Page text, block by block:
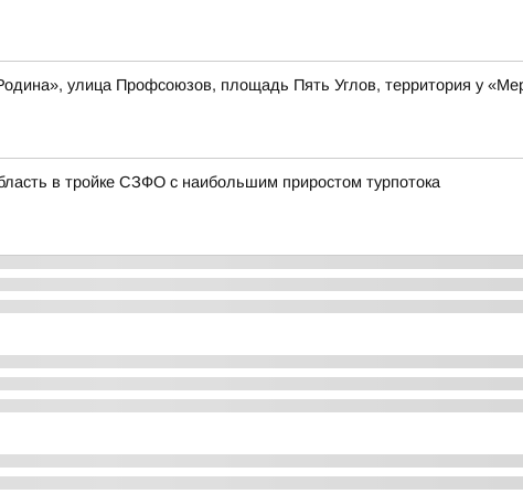
улица Профсоюзов, площадь Пять Углов, территория у
в тройке СЗФО с наибольшим приростом турпотока